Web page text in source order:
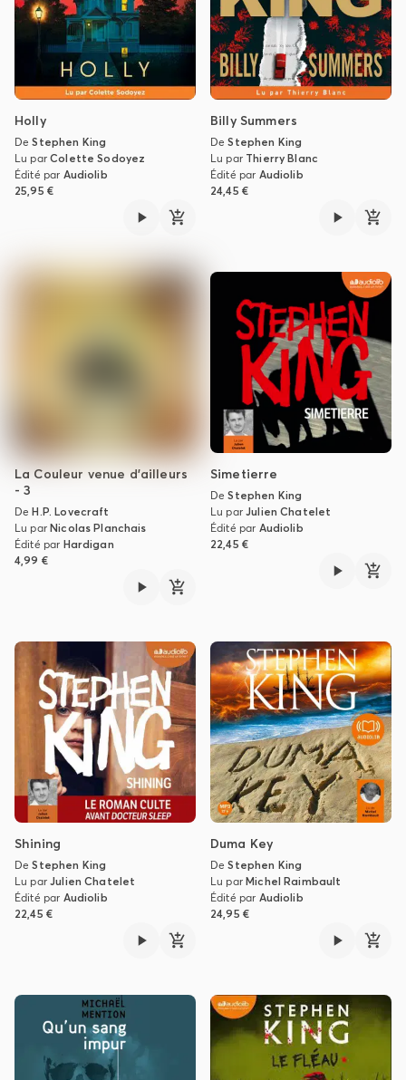
Holly
DeStephen King
Lu parColette Sodoyez
Édité par Audiolib
25,95 €
Billy Summers
DeStephen King
Lu par Thierry Blanc
Édité par Audiolib
24,45 €
La Couleur venue d'ailleurs
- 3
DeH.P. Lovecraft
Lu parNicolas Planchais
Édité par Hardigan
4,99 €
Simetierre
DeStephen King
Lu parJulien Chatelet
Édité par Audiolib
22,45 €
Shining
DeStephen King
Lu parJulien Chatelet
Édité par Audiolib
22,45 €
Duma Key
DeStephen King
Lu parMichel Raimbault
Édité par Audiolib
24,95 €